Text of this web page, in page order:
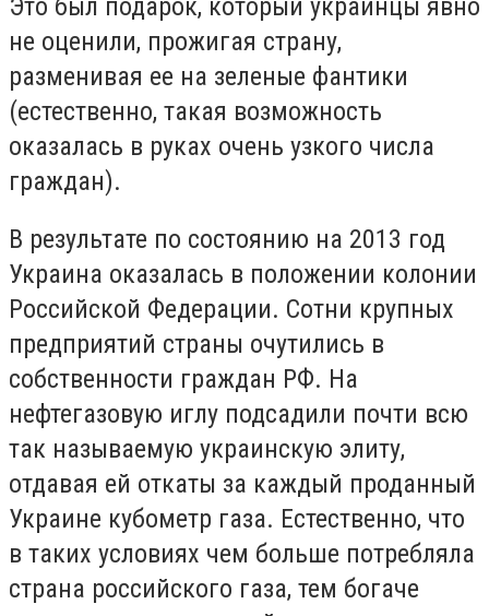
не оценили, прожигая страну,
разменивая ее на зеленые фантики
(естественно, такая возможность
оказалась в руках очень узкого числа
граждан).
В результате по состоянию на 2013 год
Украина оказалась в положении колонии
Российской Федерации. Сотни крупных
предприятий страны очутились в
собственности граждан РФ. На
нефтегазовую иглу подсадили почти всю
так называемую украинскую элиту,
отдавая ей откаты за каждый проданный
Украине кубометр газа. Естественно, что
в таких условиях чем больше потребляла
страна российского газа, тем богаче